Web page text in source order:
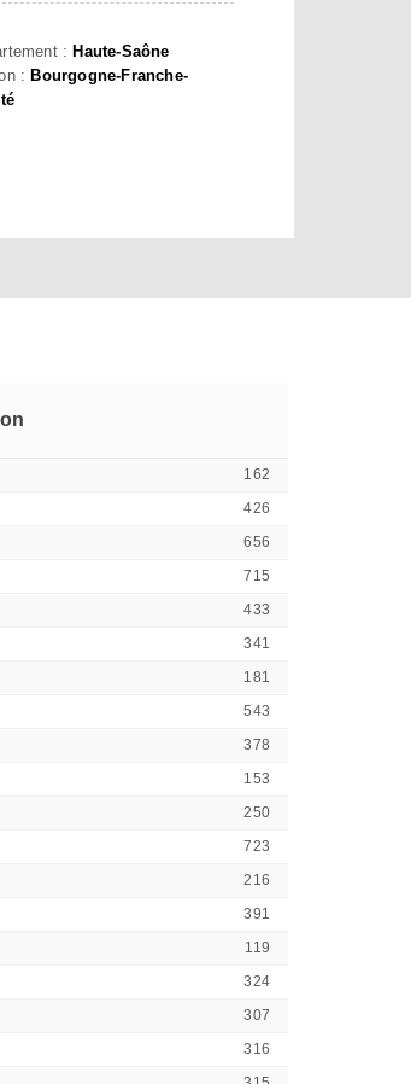
: Haute-Saône
: Bourgogne-Franche-
162
426
656
715
433
341
181
543
378
153
250
723
216
391
119
324
307
316